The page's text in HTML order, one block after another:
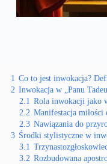
1 Co to jest inwokacja?
2 Inwokacja w „Panu
2.1 Rola inwokacji jako
2.2 Manifestacja
2.3 Nawiązania do
3 Środki stylistyczne w
3.1
3.2 Rozbudowana